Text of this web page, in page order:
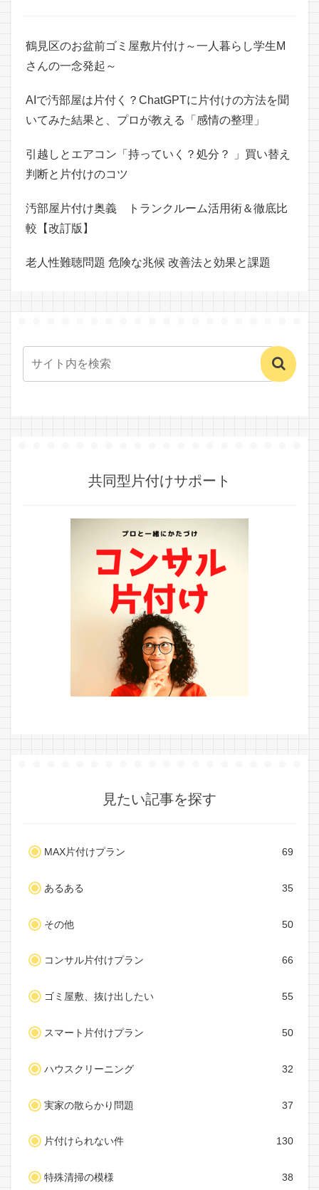
鶴見区のお盆前ゴミ屋敷片付け～一人暮らし学生M
さんの一念発起～
AIで汚部屋は片付く？ChatGPTに片付けの方法を聞
いてみた結果と、プロが教える「感情の整理」
引越しとエアコン「持っていく？処分？ 」買い替え
判断と片付けのコツ
汚部屋片付け奥義 トランクルーム活用術＆徹底比
較【改訂版】
老人性難聴問題 危険な兆候 改善法と効果と課題
共同型片付けサポート
見たい記事を探す
MAX片付けプラン 69
あるある 35
その他 50
コンサル片付けプラン 66
ゴミ屋敷、抜け出したい 55
スマート片付けプラン 50
ハウスクリーニング 32
実家の散らかり問題 37
片付けられない件 130
特殊清掃の模様 38